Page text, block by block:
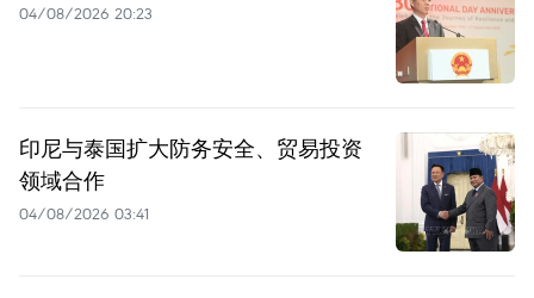
04/08/2026 20:23
印尼与泰国扩大防务安全、贸易投资
领域合作
04/08/2026 03:41